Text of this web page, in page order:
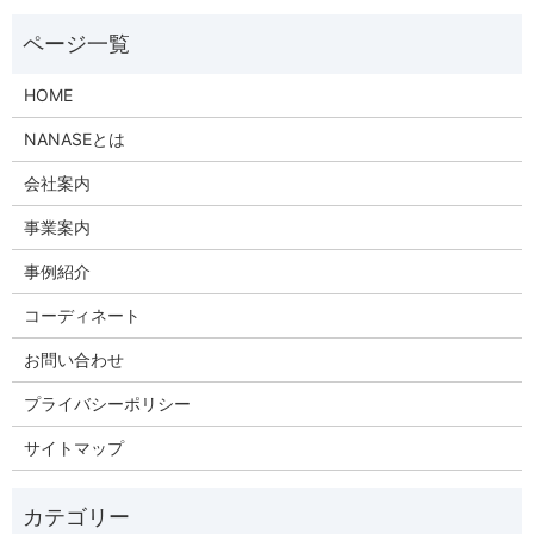
HOME
NANASEとは
会社案内
事業案内
事例紹介
コーディネート
お問い合わせ
プライバシーポリシー
サイトマップ